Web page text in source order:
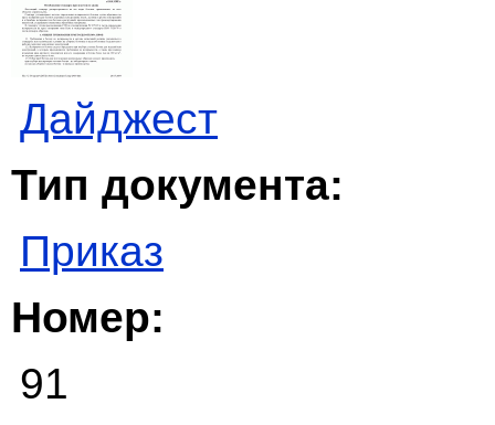
Дайджест
Тип документа:
Приказ
Номер:
91